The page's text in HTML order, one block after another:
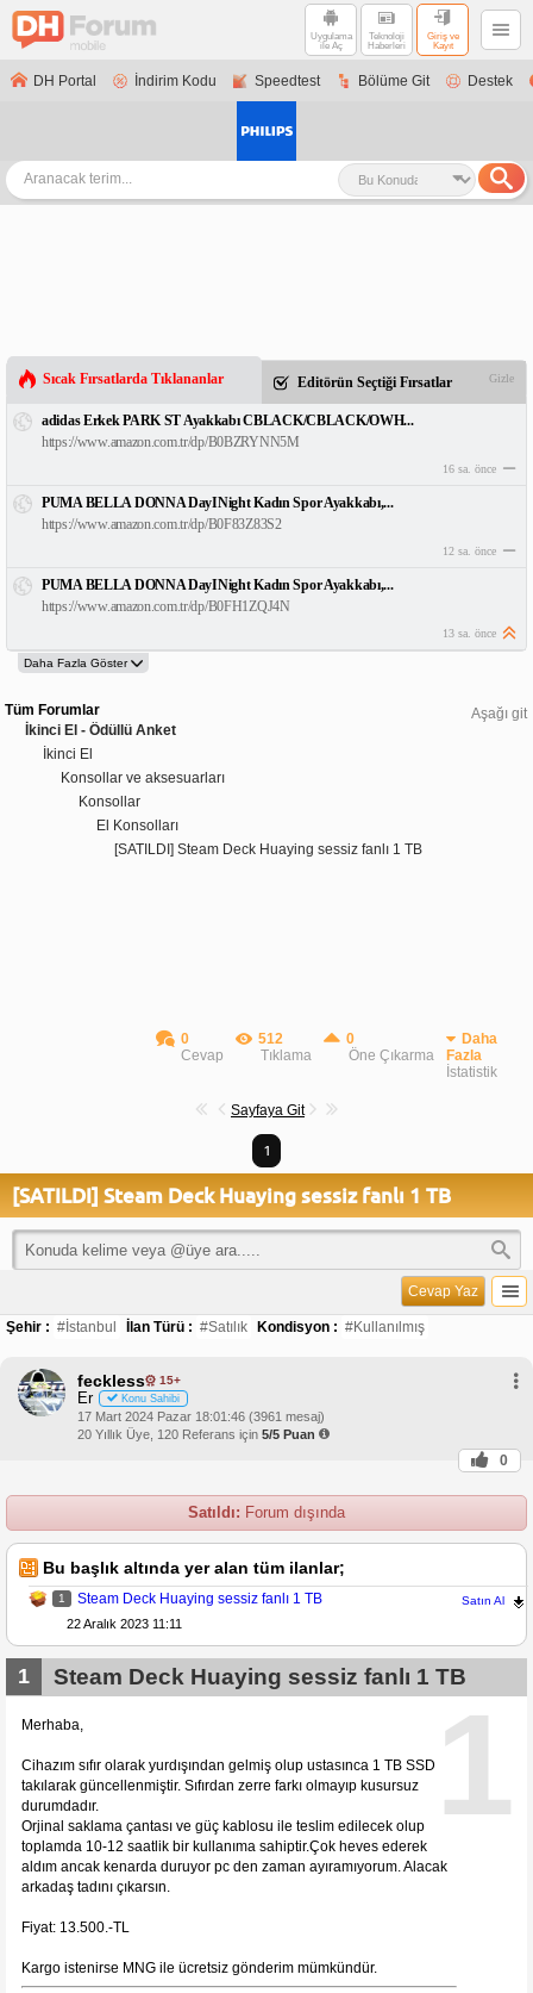
Uygulama
ile Aç
Teknoloji
Haberleri
Giriş ve
Kayıt
DH Portal İndirim Kodu Speedtest Bölüme Git Destek
Sıcak Fırsatlarda Tıklananlar Editörün Seçtiği Fırsatlar Gizle
adidas Erkek PARK ST Ayakkabı CBLACK/CBLACK/OWH...
https://www.amazon.com.tr/dp/B0BZRYNN5M
16 sa. önce
PUMA BELLA DONNA DayINight Kadın Spor Ayakkabı,...
https://www.amazon.com.tr/dp/B0F83Z83S2
12 sa. önce
PUMA BELLA DONNA DayINight Kadın Spor Ayakkabı,...
https://www.amazon.com.tr/dp/B0FH1ZQJ4N
13 sa. önce
Aşağı git
Tüm Forumlar
İkinci El - Ödüllü Anket
İkinci El
Konsollar ve aksesuarları
Konsollar
El Konsolları
[SATILDI] Steam Deck Huaying sessiz fanlı 1 TB
0
Cevap
512
Tıklama
0
Öne Çıkarma
Daha
Fazla
İstatistik
Sayfaya Git
1
[SATILDI] Steam Deck Huaying sessiz fanlı 1 TB
Cevap Yaz
Şehir : #İstanbul İlan Türü : #Satılık Kondisyon : #Kullanılmış
feckless 15+
Er Konu Sahibi
17 Mart 2024 Pazar 18:01:46 (3961 mesaj)
20 Yıllık Üye, 120 Referans için 5/5 Puan
0
Satıldı: Forum dışında
Bu başlık altında yer alan tüm ilanlar;
1 Steam Deck Huaying sessiz fanlı 1 TB Satın Al
22 Aralık 2023 11:11
1
1 Steam Deck Huaying sessiz fanlı 1 TB
Merhaba,
Cihazım sıfır olarak yurdışından gelmiş olup ustasınca 1 TB SSD
takılarak güncellenmiştir. Sıfırdan zerre farkı olmayıp kusursuz
durumdadır.
Orjinal saklama çantası ve güç kablosu ile teslim edilecek olup
toplamda 10-12 saatlik bir kullanıma sahiptir.Çok heves ederek
aldım ancak kenarda duruyor pc den zaman ayıramıyorum. Alacak
arkadaş tadını çıkarsın.
Fiyat: 13.500.-TL
Kargo istenirse MNG ile ücretsiz gönderim mümkündür.